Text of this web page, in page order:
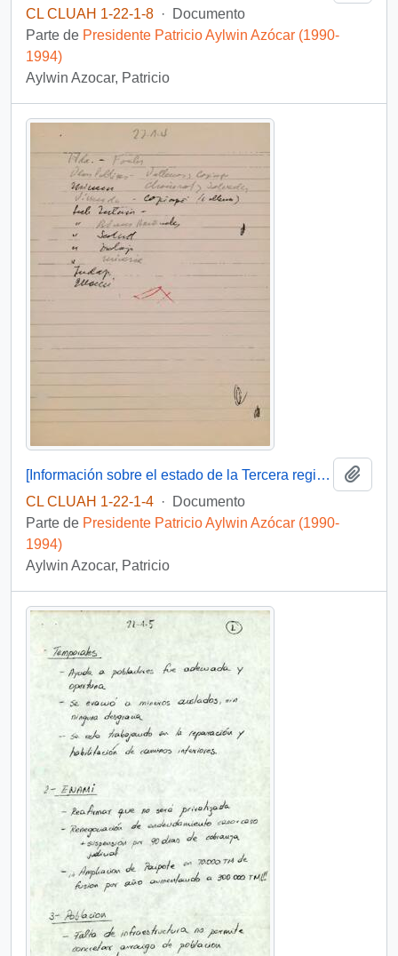
CL CLUAH 1-22-1-8 ·
Documento
Parte de Presidente Patricio Aylwin Azócar (1990-
1994)
Aylwin Azocar, Patricio
[Información sobre el estado de la Tercera región}
CL CLUAH 1-22-1-4 ·
Documento
Parte de Presidente Patricio Aylwin Azócar (1990-
1994)
Aylwin Azocar, Patricio